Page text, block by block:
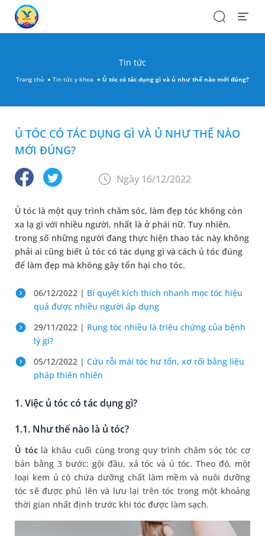
SearchOpen
Tin tức
Trang chủ Tin tức y khoa Ủ tóc có tác dụng gì và ủ như thế nào mới đúng?
Ủ TÓC CÓ TÁC DỤNG GÌ VÀ Ủ NHƯ THẾ NÀO
MỚI ĐÚNG?
Ngày 16/12/2022
Ủ tóc là một quy trình chăm sóc, làm đẹp tóc không còn
xa lạ gì với nhiều người, nhất là ở phái nữ. Tuy nhiên,
trong số những người đang thực hiện thao tác này không
phải ai cũng biết ủ tóc có tác dụng gì và cách ủ tóc đúng
để làm đẹp mà không gây tổn hại cho tóc.
06/12/2022 | Bí quyết kích thích nhanh mọc tóc hiệu
quả được nhiều người áp dụng
29/11/2022 | Rụng tóc nhiều là triệu chứng của bệnh
lý gì?
05/12/2022 | Cứu rỗi mái tóc hư tổn, xơ rối bằng liệu
pháp thiên nhiên
1. Việc ủ tóc có tác dụng gì?
1.1. Như thế nào là ủ tóc?
Ủ tóclà khâu cuối cùng trong quy trình chăm sóc tóc cơ
bản bằng 3 bước: gội đầu, xả tóc và ủ tóc. Theo đó, một
loại kem ủ có chứa dưỡng chất làm mềm và nuôi dưỡng
tóc sẽ được phủ lên và lưu lại trên tóc trong một khoảng
thời gian nhất định trước khi tóc được làm sạch.